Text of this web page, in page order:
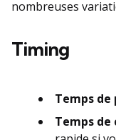
nombreuses
Timing
Temps
Temps de